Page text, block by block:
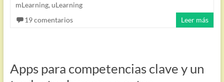
mLearning, uLearning
19 comentarios
Leer más
Apps para competencias clave y un